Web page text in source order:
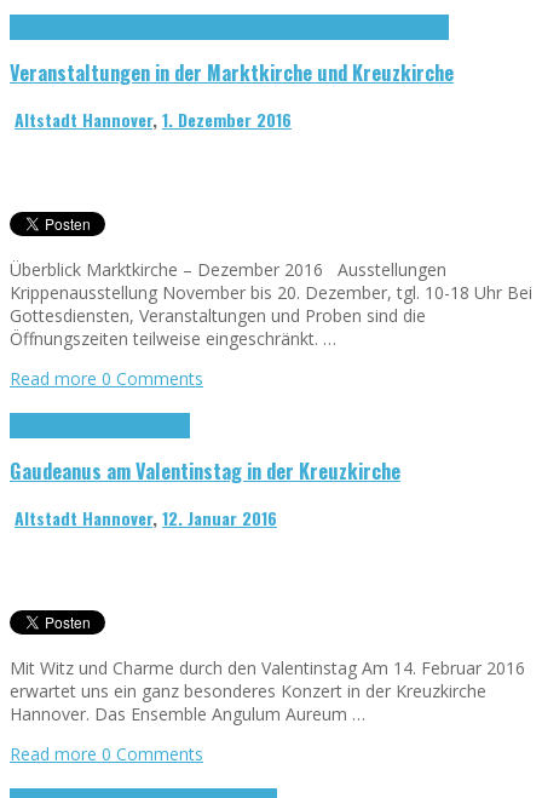
Veranstaltungen in der Marktkirche und Kreuzkirche
Altstadt Hannover,1. Dezember 2016
Überblick Marktkirche – Dezember 2016 Ausstellungen
Krippenausstellung November bis 20. Dezember, tgl. 10-18 Uhr Bei
Gottesdiensten, Veranstaltungen und Proben sind die
Öffnungszeiten teilweise eingeschränkt. …
Read more 0 Comments
Gaudeanus am Valentinstag in der Kreuzkirche
Altstadt Hannover,12. Januar 2016
Mit Witz und Charme durch den Valentinstag Am 14. Februar 2016
erwartet uns ein ganz besonderes Konzert in der Kreuzkirche
Hannover. Das Ensemble Angulum Aureum …
Read more 0 Comments